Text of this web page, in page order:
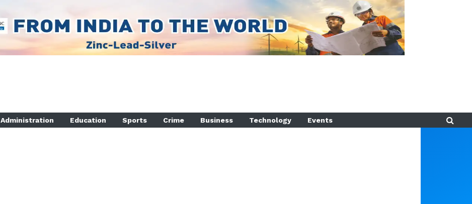
Administration Education Sports Crime Business Technology Events